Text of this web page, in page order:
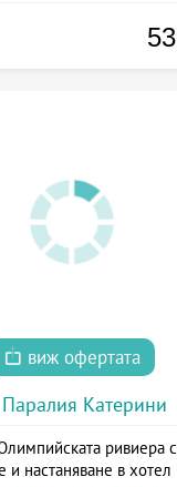
53
виж офертата
Паралия Катерини
ривиера
и настаняване в хотел